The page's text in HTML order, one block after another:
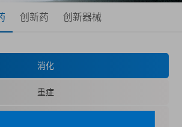
创新药 创新器械
消化
重症